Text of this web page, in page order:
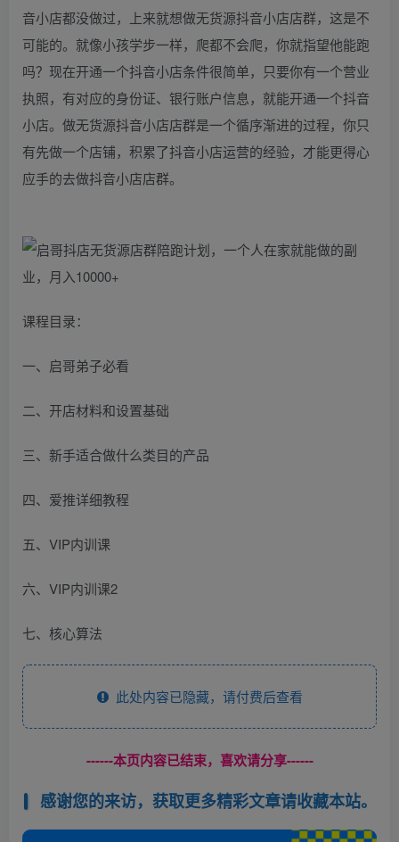
音小店都没做过，上来就想做无货源抖音小店店群，这是不
可能的。就像小孩学步一样，爬都不会爬，你就指望他能跑
吗？现在开通一个抖音小店条件很简单，只要你有一个营业
执照，有对应的身份证、银行账户信息，就能开通一个抖音
小店。做无货源抖音小店店群是一个循序渐进的过程，你只
有先做一个店铺，积累了抖音小店运营的经验，才能更得心
应手的去做抖音小店店群。
课程目录：
一、启哥弟子必看
二、开店材料和设置基础
三、新手适合做什么类目的产品
四、爱推详细教程
五、VIP内训课
六、VIP内训课2
七、核心算法
此处内容已隐藏，请付费后查看
------本页内容已结束，喜欢请分享------
感谢您的来访，获取更多精彩文章请收藏本站。